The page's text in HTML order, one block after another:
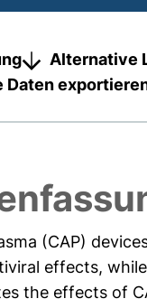
Alternative
Daten
(CAP)
effects,
the effects of